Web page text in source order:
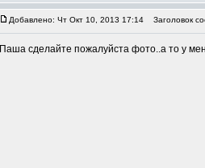
Добавлено: Чт Окт 10, 2013 17:14 Заголовок
Паша сделайте пожалуйста фото..а то у